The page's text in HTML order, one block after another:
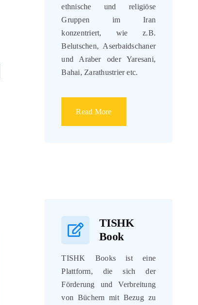
TISHK Magazin, Herbs & Winter 2025, VOL.
ethnische und religiöse
Gruppen im Iran
konzentriert, wie z.B.
Belutschen, Aserbaidschaner
und Araber oder Yaresani,
Bahai, Zarathustrier etc.
Read More
TISHK
Book
TISHK Books ist eine
Plattform, die sich der
Förderung und Verbreitung
von Büchern mit Bezug zu